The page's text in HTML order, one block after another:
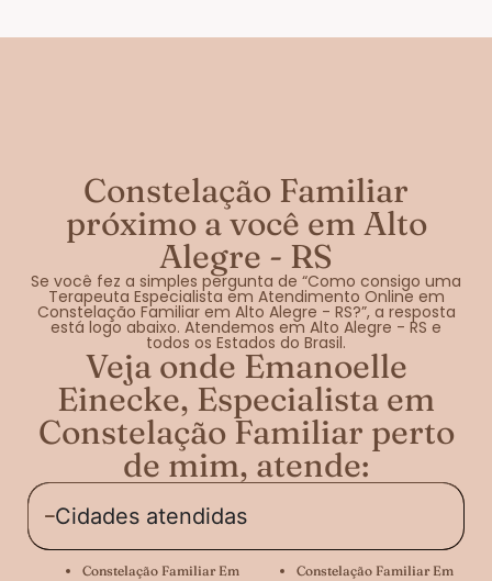
Constelação Familiar
próximo a você em Alto
Alegre - RS
Se você fez a simples pergunta de “Como consigo uma
Terapeuta Especialista em Atendimento Online em
Constelação Familiar em Alto Alegre - RS?”, a resposta
está logo abaixo. Atendemos em Alto Alegre - RS e
todos os Estados do Brasil.
Veja onde Emanoelle
Einecke, Especialista em
Constelação Familiar perto
de mim, atende:
Cidades atendidas
Constelação Familiar Em
Constelação Familiar Em